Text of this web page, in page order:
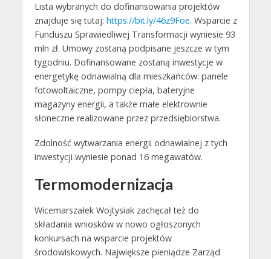
Lista wybranych do dofinansowania projektów
znajduje się tutaj: https://bit.ly/46z9Foe. Wsparcie z
Funduszu Sprawiedliwej Transformacji wyniesie 93
mln zł. Umowy zostaną podpisane jeszcze w tym
tygodniu. Dofinansowane zostaną inwestycje w
energetykę odnawialną dla mieszkańców: panele
fotowoltaiczne, pompy ciepła, bateryjne
magazyny energii, a także małe elektrownie
słoneczne realizowane przez przedsiębiorstwa.
Zdolność wytwarzania energii odnawialnej z tych
inwestycji wyniesie ponad 16 megawatów.
Termomodernizacja
Wicemarszałek Wojtysiak zachęcał też do
składania wniosków w nowo ogłoszonych
konkursach na wsparcie projektów
środowiskowych. Największe pieniądze Zarząd